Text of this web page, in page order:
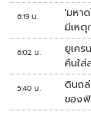
6:19 น.
'มหา
มีเห
6:02 น.
ยูเคร
คืนใส่
5:40 น.
ดินถล่
ของ